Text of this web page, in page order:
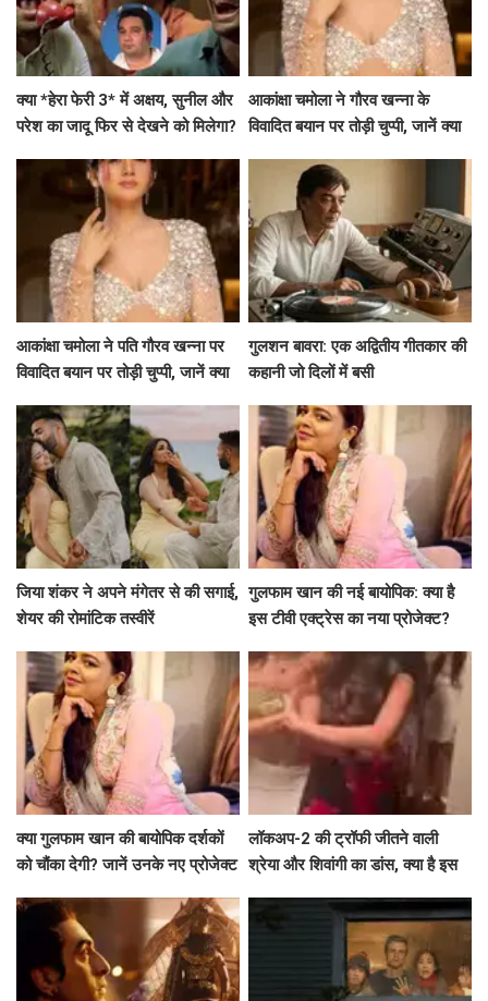
क्या *हेरा फेरी 3* में अक्षय, सुनील और
परेश का जादू फिर से देखने को मिलेगा?
आकांक्षा चमोला ने गौरव खन्ना के
विवादित बयान पर तोड़ी चुप्पी, जानें क्या
आकांक्षा चमोला ने पति गौरव खन्ना पर
विवादित बयान पर तोड़ी चुप्पी, जानें क्या
गुलशन बावरा: एक अद्वितीय गीतकार की
कहानी जो दिलों में बसी
जिया शंकर ने अपने मंगेतर से की सगाई,
शेयर की रोमांटिक तस्वीरें
गुलफाम खान की नई बायोपिक: क्या है
इस टीवी एक्ट्रेस का नया प्रोजेक्ट?
क्या गुलफाम खान की बायोपिक दर्शकों
को चौंका देगी? जानें उनके नए प्रोजेक्ट
लॉकअप-2 की ट्रॉफी जीतने वाली
श्रेया और शिवांगी का डांस, क्या है इस